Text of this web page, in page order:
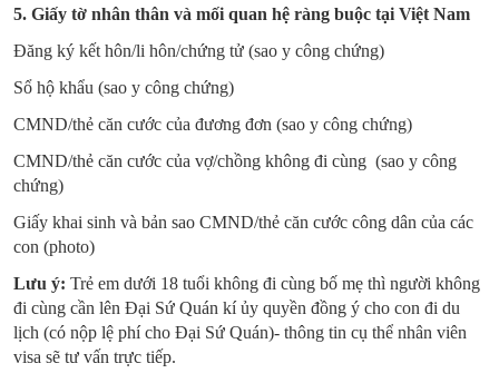
5. Giấy tờ nhân thân và mối quan hệ ràng buộc tại Việt Nam
Đăng ký kết hôn/li hôn/chứng tử (sao y công chứng)
Sổ hộ khẩu (sao y công chứng)
CMND/thẻ căn cước của đương đơn (sao y công chứng)
CMND/thẻ căn cước của vợ/chồng không đi cùng (sao y công
chứng)
Giấy khai sinh và bản sao CMND/thẻ căn cước công dân của các
con (photo)
Lưu ý: Trẻ em dưới 18 tuổi không đi cùng bố mẹ thì người không
đi cùng cần lên Đại Sứ Quán kí ủy quyền đồng ý cho con đi du
lịch (có nộp lệ phí cho Đại Sứ Quán)- thông tin cụ thể nhân viên
visa sẽ tư vấn trực tiếp.